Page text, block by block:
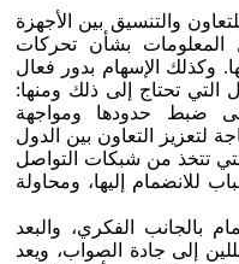
والتنسيق بين الأجهزة
المعلومات بشأن تحركات
وكذلك الإسهام بدور فعال
التي تحتاج إلى ذلك ومنها:
ضبط حدودها ومواجهة
لتعزيز التعاون بين الدول
تتخذ من شبكات التواصل
للانضمام إليها، ومحاولة
بالجانب الفكري، والبعد
إلى جادة الصواب، ويعد